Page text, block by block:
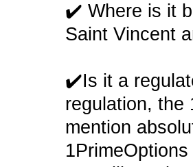
✔️ Where is it
Saint Vincent
✔️Is it a
regulation, the
mention